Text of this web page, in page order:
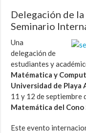
Delegación de
Seminario
Una
delegación de
estudiantes y
Matématica y
Universidad de Playa
11 y 12 de septiembre
Matemática del Cono
Este evento